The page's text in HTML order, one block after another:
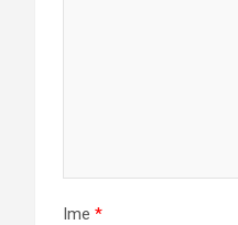
Ime *